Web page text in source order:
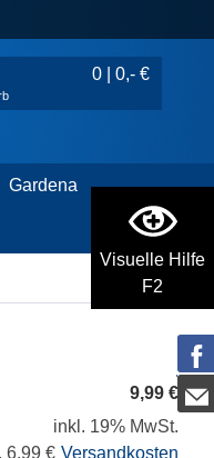
Visuelle Hilfe
F2
0 | 0,- €
Gardena
9,99 €
inkl. 19% MwSt.
6,99 € Versandkosten